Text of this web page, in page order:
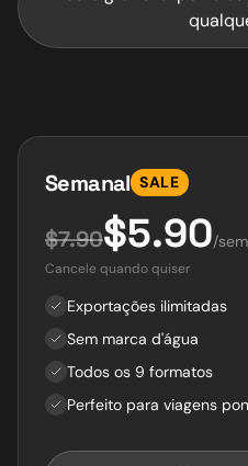
Semanal SALE
$7.90$5.90/
Cancele quando quiser
Exportações ilimitadas
Sem marca d'água
Todos os 9 formatos
Perfeito para viagens